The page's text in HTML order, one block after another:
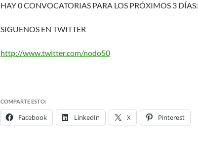
HAY 0 CONVOCATORIAS PARA LOS PRÓXIMOS 3 DÍAS:
SIGUENOS EN TWITTER
http://www.twitter.com/nodo50
COMPARTE ESTO:
Facebook LinkedIn X Pinterest